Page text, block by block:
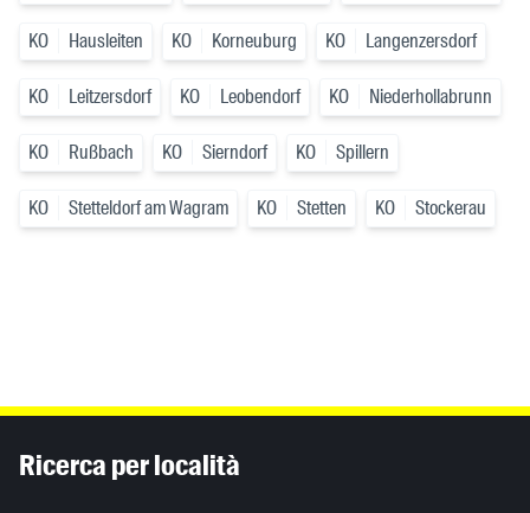
KO Hausleiten KO Korneuburg KO Langenzersdorf
KO Leitzersdorf KO Leobendorf KO Niederhollabrunn
KO Rußbach KO Sierndorf KO Spillern
KO Stetteldorf am Wagram KO Stetten KO Stockerau
Ricerca per località